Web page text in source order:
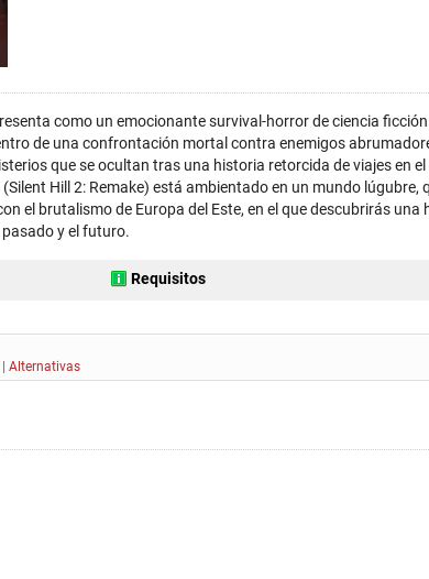
como un emocionante survival-horror de ciencia
de una confrontación mortal contra enemigos
que se ocultan tras una historia retorcida de viajes en el
Hill 2: Remake) está ambientado en un mundo lúgubre,
el brutalismo de Europa del Este, en el que descubrirás una
y el futuro.
Requisitos
Alternativas